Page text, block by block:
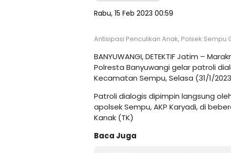
Rabu, 15 Feb 2023 00:59
Antisipasi Penculikan Anak, Polsek Sempu
BANYUWANGI, DETEKTIF Jatim –
Polresta Banyuwangi gelar patroli
Kecamatan Sempu, Selasa (31/1/
Patroli dialogis dipimpin langsung
apolsek Sempu, AKP Karyadi, di
Kanak (TK)
Baca Juga